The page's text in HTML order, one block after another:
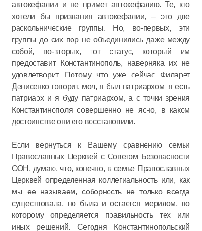
автокефалии и не примет автокефалию. Те, кто
хотели бы признания автокефалии, – это две
раскольнические группы. Но, во-первых, эти
группы до сих пор не объединились даже между
собой, во-вторых, тот статус, который им
предоставит Константинополь, наверняка их не
удовлетворит. Потому что уже сейчас Филарет
Денисенко говорит, мол, я был патриархом, я есть
патриарх и я буду патриархом, а с точки зрения
Константинополя совершенно не ясно, в каком
достоинстве они его восстановили.
Если вернуться к Вашему сравнению семьи
Православных Церквей с Советом Безопасности
ООН, думаю, что, конечно, в семье Православных
Церквей определенная коллегиальность или, как
мы ее называем, соборность не только всегда
существовала, но была и остается мерилом, по
которому определяется правильность тех или
иных решений. Сегодня Константинопольский